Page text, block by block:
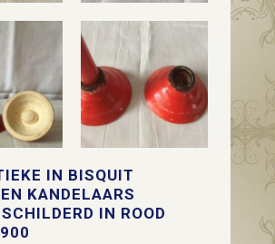
IN BISQUIT
KANDELAARS
IN ROOD